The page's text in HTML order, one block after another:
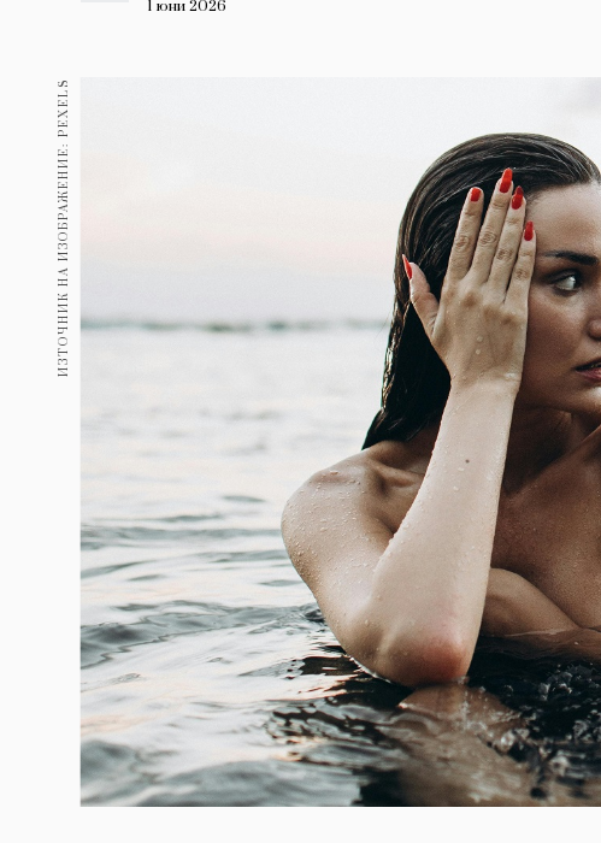
Здраве
Gentlemen
Wellness
ПОСЛЕДВАЙТЕ
1 юни 2026
ИЗТОЧНИК НА ИЗОБРАЖЕНИЕ: PEXELS